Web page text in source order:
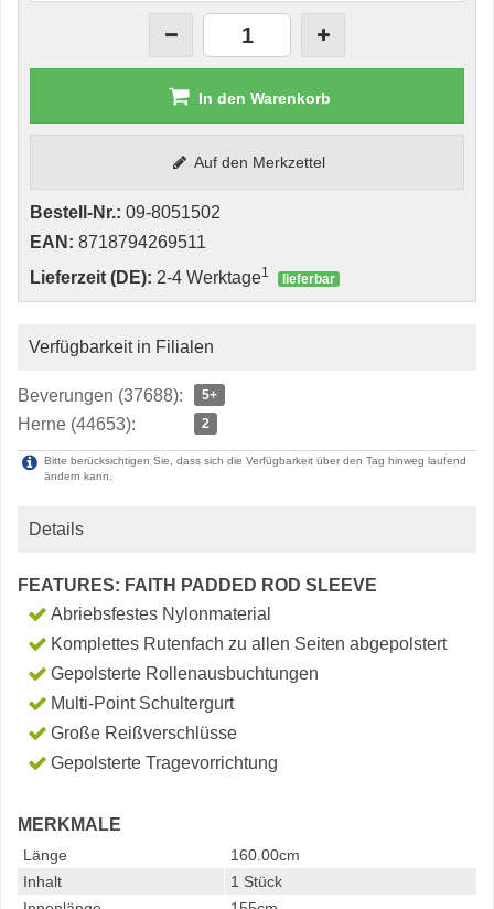
In den Warenkorb
Auf den Merkzettel
Bestell-Nr.: 09-8051502
EAN: 8718794269511
Lieferzeit (DE): 2-4 Werktage1 lieferbar
Verfügbarkeit in Filialen
Beverungen (37688): 5+
Herne (44653): 2
Bitte berücksichtigen Sie, dass sich die Verfügbarkeit über den Tag hinweg laufend
ändern kann.
Details
FEATURES: FAITH PADDED ROD SLEEVE
Abriebsfestes Nylonmaterial
Komplettes Rutenfach zu allen Seiten abgepolstert
Gepolsterte Rollenausbuchtungen
Multi-Point Schultergurt
Große Reißverschlüsse
Gepolsterte Tragevorrichtung
MERKMALE
Länge
160.00cm
Inhalt
1 Stück